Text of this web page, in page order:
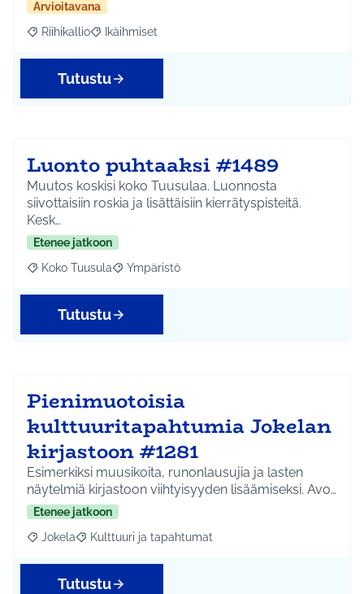
Arvioitavana
Rajaa tulokset aihepiirin mukaan: Riihikallio
Riihikallio Rajaa tulokset teeman mukaan: Ikäihmiset
Ikäihmiset
Tutustu
Luonto puhtaaksi #1489
Muutos koskisi koko Tuusulaa. Luonnosta
siivottaisiin roskia ja lisättäisiin kierrätyspisteitä.
Kesk…
Etenee jatkoon
Rajaa tulokset aihepiirin mukaan: Koko Tuusula
Koko Tuusula Rajaa tulokset teeman mukaan: Ympäristö
Ympäristö
Tutustu
Pienimuotoisia
kulttuuritapahtumia Jokelan
kirjastoon #1281
Esimerkiksi muusikoita, runonlausujia ja lasten
näytelmiä kirjastoon viihtyisyyden lisäämiseksi. Avo…
Etenee jatkoon
Rajaa tulokset aihepiirin mukaan: Jokela
Jokela Rajaa tulokset teeman mukaan: Kulttuuri ja
Kulttuuri ja tapahtumat
Tutustu